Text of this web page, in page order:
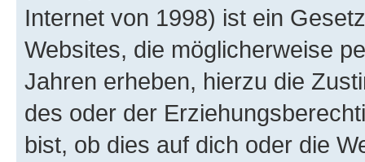
Internet von 1998) ist ein
Websites, die möglicherweise
Jahren erheben, hierzu die
des oder der
bist, ob dies auf dich oder die